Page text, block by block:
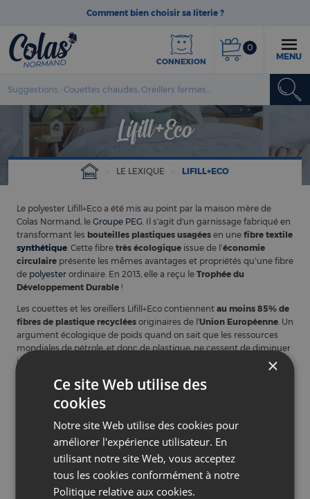
Comment bien choisir sa literie ?
CONNEXION
0
MENU
Lifill+Eco
LE LEXIQUE LIFILL+ECO
Le polyester Lifill+Eco a été mis au point par la maison mère de
Colas Normand, le Groupe PEG . Il s'agit d'un garnissage fabriqué en
transformant les bouteilles plastiques usagées en une fibre textile
synthétique . Cette fibre très écologique issue de l’économie
circulaire présente les mêmes avantages et propriétés qu’une fibre
de polyester ordinaire. En 2013, elle a reçu le Trophée du
Développement Durable !
Les couettes et les oreillers Lifill+Eco contiennent au moins 85% de
fibres de plastique recyclées originaires de l'Union Européenne . Un
argument écologique de poids quand on sait que les ressources
mondiales de pétrole, et donc de plastique, ne cessent de diminuer
jour après jour !
Vous souhaitez agir pour l'environnement et donner la possibilité à
vos enfants et petits-enfants de dormir sur leurs deux oreilles
? Colas Normand vous propose toute une gamme de produits
Lifill+Eco. Vous pourrez les retrouver simplement grâce à notre outil
de recherche personnalisé disponible en haut de chaque page.
En quelques chiffres :
1 tonne de plastique réutilisépermet de sauvegarder
jusqu’à1,2 tonnes de pétrole brut,
×
Ce site Web utilise des
cookies
Notre site Web utilise des cookies pour
améliorer l'expérience utilisateur. En
utilisant notre site Web, vous acceptez
tous les cookies conformément à notre
Politique relative aux cookies.